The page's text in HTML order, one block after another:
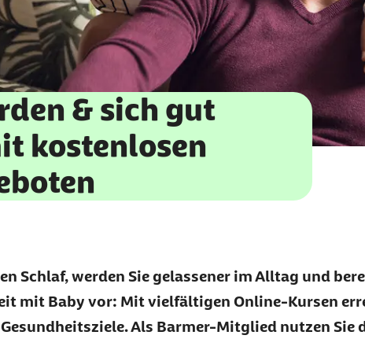
& sich gut
kostenlosen
Schlaf, werden Sie gelassener im Alltag und
mit Baby vor: Mit vielfältigen Online-Kursen
Als Barmer-Mitglied nutzen Sie